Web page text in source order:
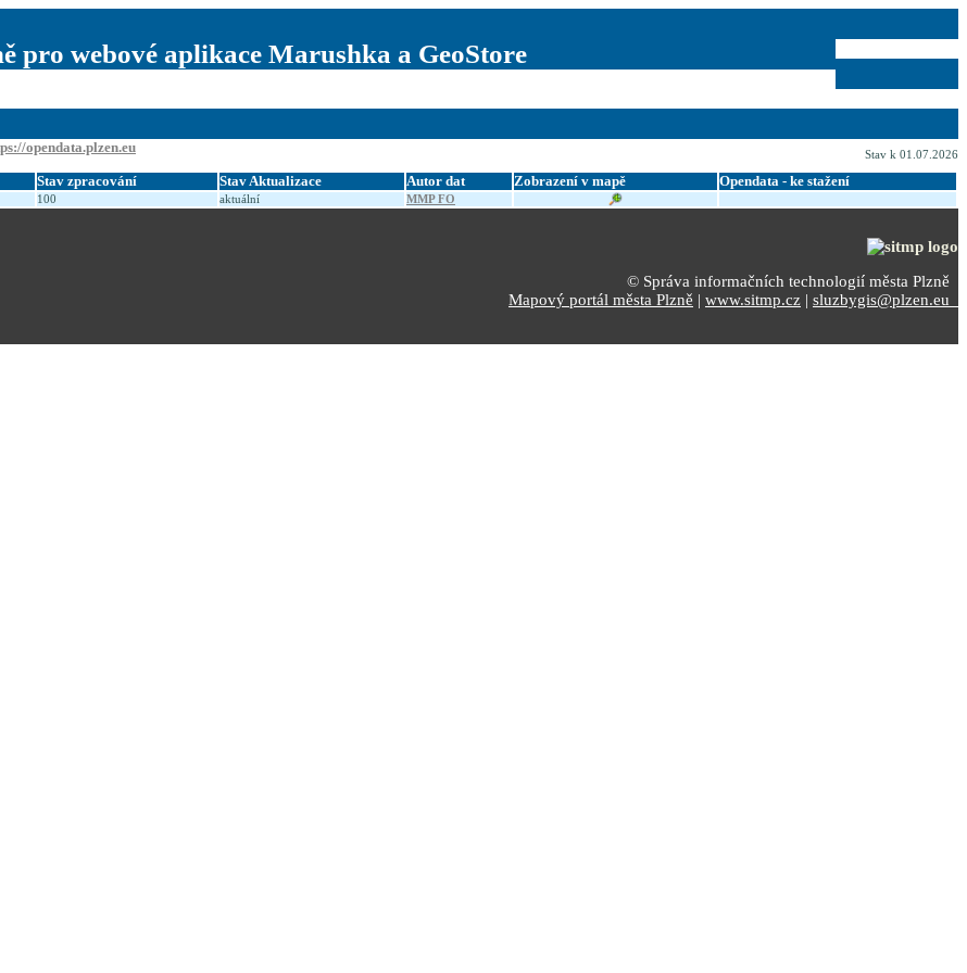
pro webové aplikace Marushka a GeoStore
opendata.plzen.eu Stav k 01.07.2026
Stav zpracování Stav Aktualizace Autor dat Zobrazení v mapě Opendata - ke stažení
100 aktuální MMP FO
© Správa informačních technologií města Plzně
Mapový portál města Plzně | www.sitmp.cz | sluzbygis@plzen.eu